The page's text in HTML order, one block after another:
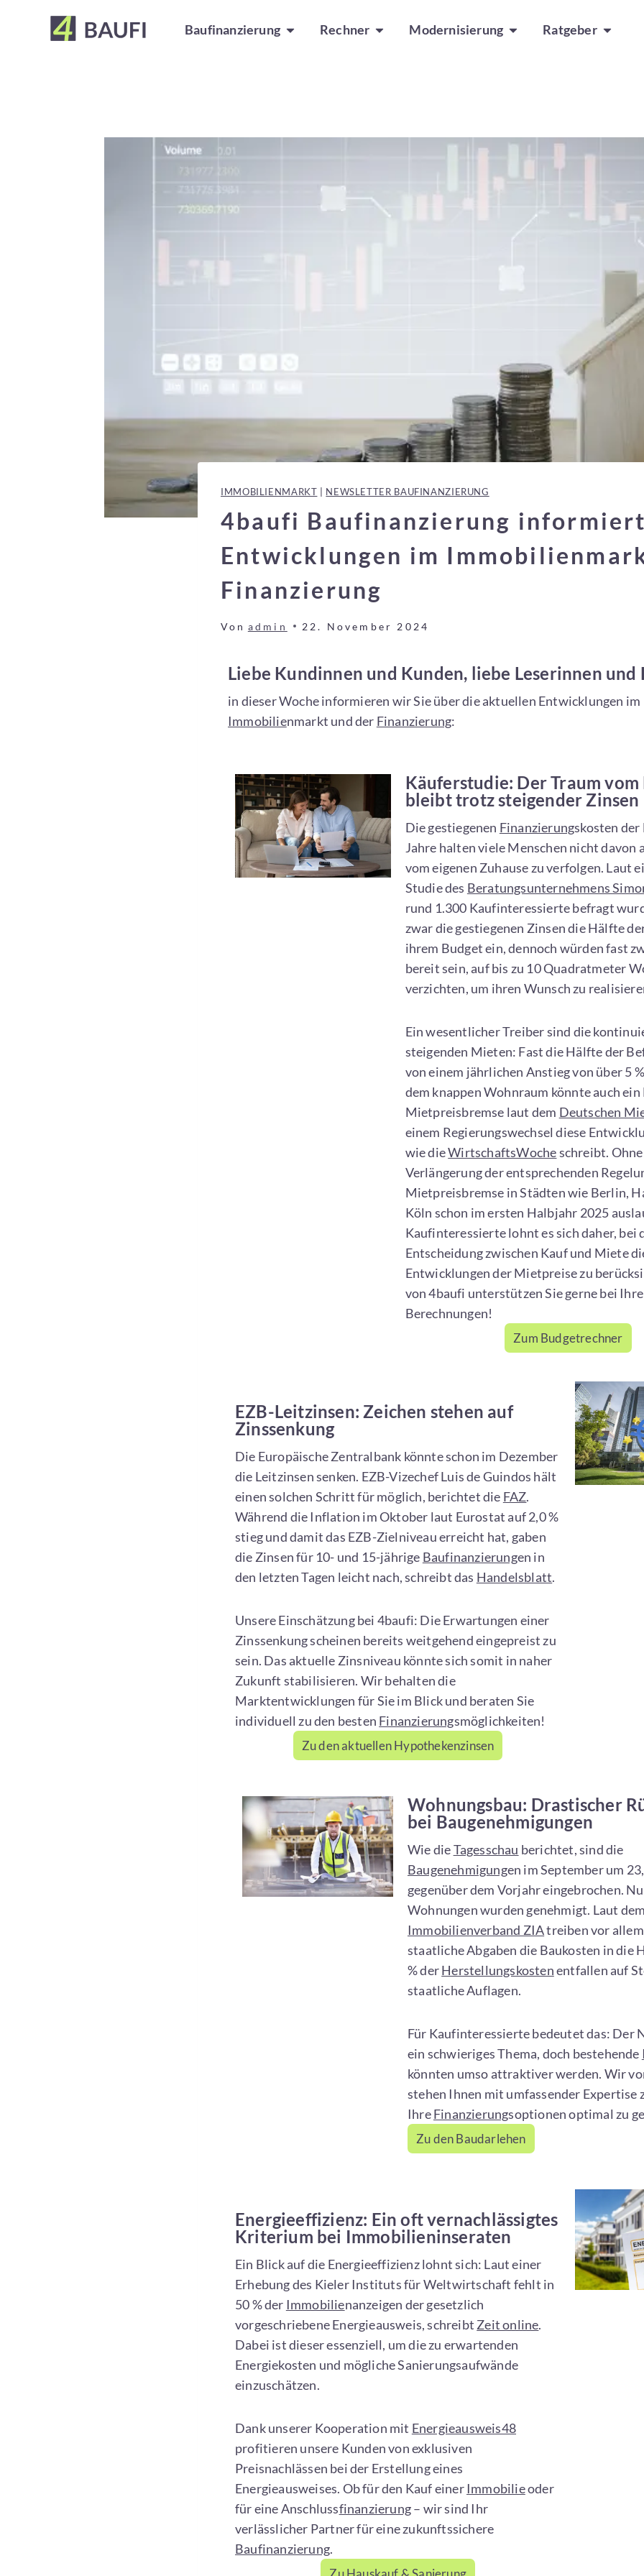
Baufinanzierung Rechner Modernisierung Ratgeber
IMMOBILIENMARKT NEWSLETTER BAUFINANZIERUNG
4baufi Baufinanzierung
Entwicklungen im
Finanzierung
Von admin 22. November 2024
Liebe Kundinnen und Kunden, liebe Leserinnen und
in dieser Woche informieren wir Sie über die aktuellen Entwicklungen im
Immobilienmarkt und der Finanzierung:
Käuferstudie: Der Traum vom
bleibt trotz steigender Zinsen
Die gestiegenen Finanzierungskosten
Jahre halten viele Menschen nicht davon
vom eigenen Zuhause zu verfolgen. Laut
Studie des Beratungsunternehmens
rund 1.300 Kaufinteressierte befragt
zwar die gestiegenen Zinsen die Hälfte
ihrem Budget ein, dennoch würden fast
bereit sein, auf bis zu 10 Quadratmeter
verzichten, um ihren Wunsch zu
Ein wesentlicher Treiber sind die
steigenden Mieten: Fast die Hälfte der
von einem jährlichen Anstieg von über 5
dem knappen Wohnraum könnte auch ein
Mietpreisbremse laut dem Deutschen
einem Regierungswechsel diese
wie dieWirtschaftsWocheschreibt.
Verlängerung der entsprechenden
Mietpreisbremse in Städten wie Berlin,
Köln schon im ersten Halbjahr 2025
Kaufinteressierte lohnt es sich daher, bei
Entscheidung zwischen Kauf und Miete
Entwicklungen der Mietpreise zu
von 4baufi unterstützen Sie gerne bei
Berechnungen!
Zum Budgetrechner
EZB-Leitzinsen: Zeichen stehen auf
Zinssenkung
Die Europäische Zentralbank könnte schon im Dezember
die Leitzinsen senken. EZB-Vizechef Luis de Guindos hält
einen solchen Schritt für möglich, berichtet die FAZ.
Während die Inflation im Oktober laut Eurostat auf 2,0 %
stieg und damit das EZB-Zielniveau erreicht hat, gaben
die Zinsen für 10- und 15-jährige Baufinanzierungen in
den letzten Tagen leicht nach, schreibt das Handelsblatt.
Unsere Einschätzung bei 4baufi: Die Erwartungen einer
Zinssenkung scheinen bereits weitgehend eingepreist zu
sein. Das aktuelle Zinsniveau könnte sich somit in naher
Zukunft stabilisieren. Wir behalten die
Marktentwicklungen für Sie im Blick und beraten Sie
individuell zu den besten Finanzierungsmöglichkeiten!
Zu den aktuellen Hypothekenzinsen
Wohnungsbau: Drastischer
bei Baugenehmigungen
Wie dieTagesschau berichtet, sind die
Baugenehmigungen im September um
gegenüber dem Vorjahr eingebrochen.
Wohnungen wurden genehmigt. Laut
Immobilienverband ZIAtreiben vor
staatliche Abgaben die Baukosten in die
% derHerstellungskostenentfallen auf
staatliche Auflagen.
Für Kaufinteressierte bedeutet das: Der
ein schwieriges Thema, doch bestehende
könnten umso attraktiver werden. Wir
stehen Ihnen mit umfassender Expertise
IhreFinanzierungsoptionen optimal zu
Zu den Baudarlehen
Energieeffizienz: Ein oft vernachlässigtes
Kriterium bei Immobilieninseraten
Ein Blick auf die Energieeffizienz lohnt sich: Laut einer
Erhebung des Kieler Instituts für Weltwirtschaft fehlt in
50 % der Immobilienanzeigen der gesetzlich
vorgeschriebene Energieausweis, schreibt Zeit online.
Dabei ist dieser essenziell, um die zu erwartenden
Energiekosten und mögliche Sanierungsaufwände
einzuschätzen.
Dank unserer Kooperation mit Energieausweis48
profitieren unsere Kunden von exklusiven
Preisnachlässen bei der Erstellung eines
Energieausweises. Ob für den Kauf einer Immobilieoder
für eine Anschlussfinanzierung– wir sind Ihr
verlässlicher Partner für eine zukunftssichere
Baufinanzierung.